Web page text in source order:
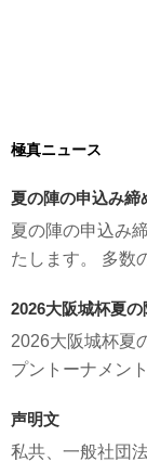
極真ニュース
夏の陣の申込み締
夏の陣の申込み
たします。 多数
2026大阪城杯夏の
2026大阪城杯夏
プントーナメン
声明文
私共、一般社団